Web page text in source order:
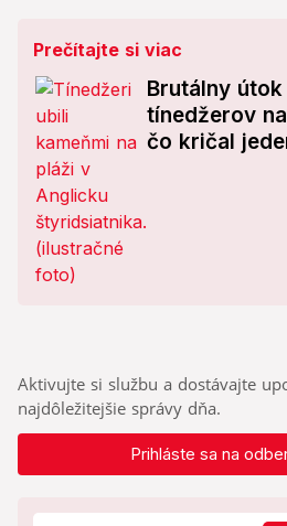
Prečítajte si viac
Brutálny
tínedžerov
čo kričal
Aktivujte si službu a dostávajte
najdôležitejšie správy dňa.
Prihláste sa na